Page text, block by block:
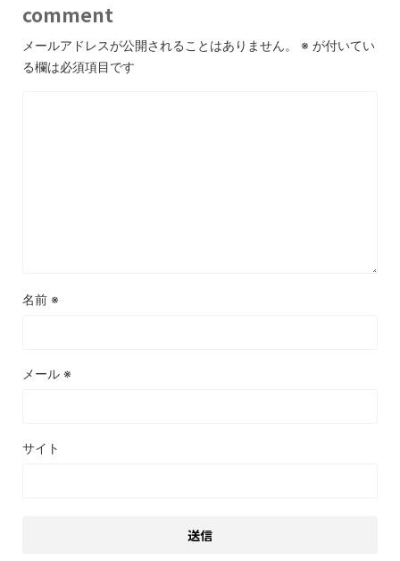
comment
メールアドレスが公開されることはありません。 ※ が付いてい
る欄は必須項目です
名前 ※
メール ※
サイト